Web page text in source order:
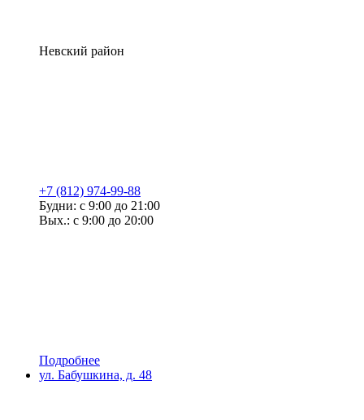
Невский район
+7 (812) 974-99-88
Будни: с 9:00 до 21:00
Вых.: с 9:00 до 20:00
Подробнее
ул. Бабушкина, д. 48